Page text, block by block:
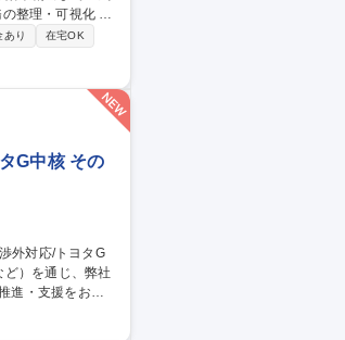
よび抜本的な業
合意形成および
を一気通貫で担当
あり
在宅OK
G中核 その
進・支援をお任